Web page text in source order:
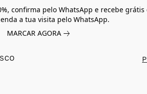
confirma pelo WhatsApp e recebe
a tua visita pelo WhatsApp.
MARCAR AGORA